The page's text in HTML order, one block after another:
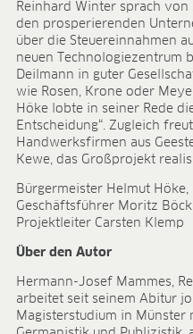
KONTAKT
CONTACT
Reinhard Winter sprach von
den prosperierenden
über die Steuereinnahmen
neuen Technologiezentrum
Deilmann in guter
wie Rosen, Krone oder
Höke lobte in seiner Rede
Entscheidung“. Zugleich
Handwerksfirmen aus
Kewe, das Großprojekt
Bürgermeister Helmut
Geschäftsführer Moritz
Projektleiter Carsten Klemp
Über den Autor
Hermann-Josef Mammes,
arbeitet seit seinem Abitur
Magisterstudium in Münster